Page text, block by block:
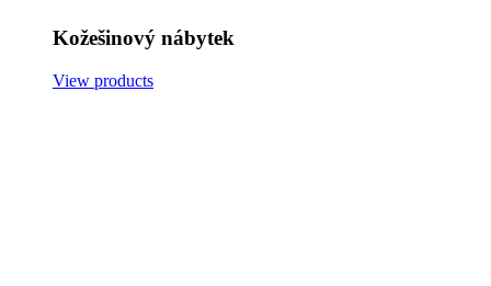
Kožešinový nábytek
View products